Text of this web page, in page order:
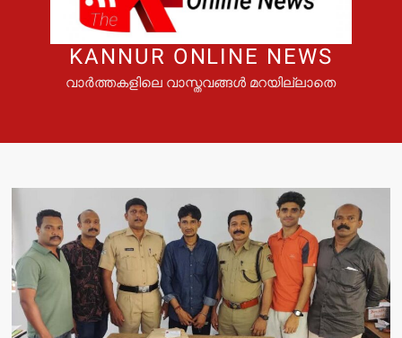
KANNUR ONLINE NEWS
വാർത്തകളിലെ വാസ്തവങ്ങൾ മറയില്ലാതെ